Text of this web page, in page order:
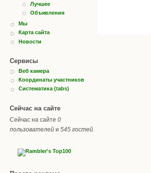
Лучшее
Объявления
Мы
Карта сайта
Новости
Сервисы
Веб камера
Координаты участников
Систематика (tabs)
Сейчас на сайте
Сейчас на сайте 0
пользователей и 545 гостей